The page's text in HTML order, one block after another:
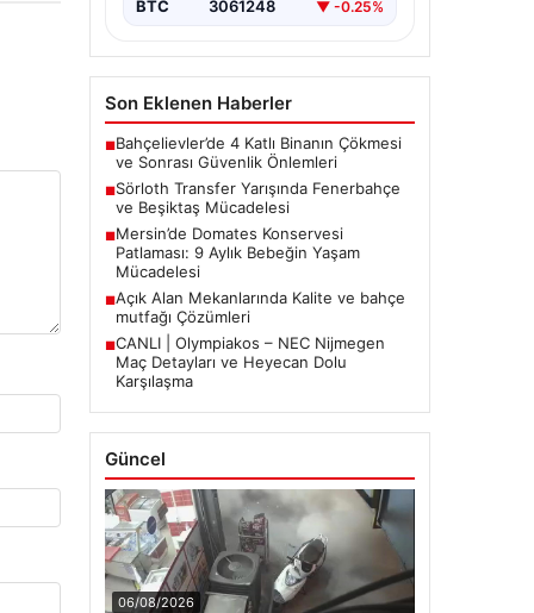
BTC 3061248 ▼ -0.25%
Son Eklenen Haberler
■Bahçelievler’de 4 Katlı Binanın Çökmesi
ve Sonrası Güvenlik Önlemleri
■Sörloth Transfer Yarışında Fenerbahçe
ve Beşiktaş Mücadelesi
■Mersin’de Domates Konservesi
Patlaması: 9 Aylık Bebeğin Yaşam
Mücadelesi
■Açık Alan Mekanlarında Kalite ve bahçe
mutfağı Çözümleri
■CANLI | Olympiakos – NEC Nijmegen
Maç Detayları ve Heyecan Dolu
Karşılaşma
Güncel
06/08/2026